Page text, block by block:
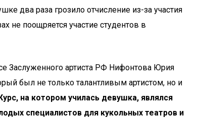
два раза грозило отчисление из-за участия
не поощряется участие студентов в
Заслуженного артиста РФ Нифонтова Юрия
был не только талантливым артистом, но и
на котором училась девушка, являлся
специалистов для кукольных театров и